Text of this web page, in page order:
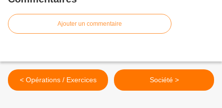
Ajouter un commentaire
< Opérations / Exercices Société >